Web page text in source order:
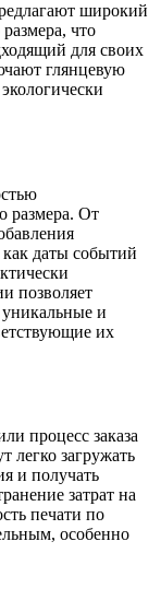
широкий
что
для своих
глянцевую
размера. От
даты событий
позволяет
и
их
процесс заказа
легко загружать
и получать
затрат на
печати по
особенно